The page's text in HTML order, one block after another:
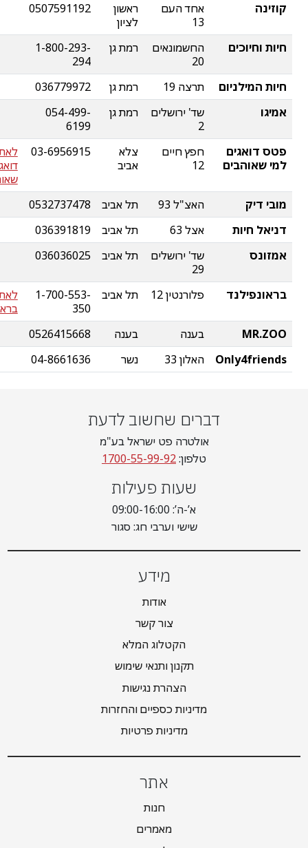
קוזינה
אחד העם
13
ראשון
לציון
0507591192
חיות וחיוכים
החשמונאים
20
רמת גן
1-800-293-
294
חיות המילניום
תרצה 19 רמת גן
036779972
אמיגו
שד' ירושלים
2
רמת גן
054-499-
6199
פטס דואגים
למי שאוהבים
חפץ חיים
12
צלא
אביב
03-6956915
מובי דיק
האצ"ל 93 תל אביב
0532737478
דניאל חיות
אצל 63 תל אביב
036391819
אמזונס
שד' ירושלים
29
תל אביב 036036025
בראונפילנד פלורנטין 12 תל אביב
1-700-553-
350
MR.ZOO
בענה בענה
0526415668
Only4friends
האלון 33 נשר 04-8661636
דברים שחשוב לדעת
אולטרה פט ישראל בע"מ
טלפון:1700-55-99-92
שעות פעילות
א’-ה’: 09:00-16:00
שישי וערבי חג: סגור
מידע
אודות
צור קשר
הקטלוג המלא
תקנון ותנאי שימוש
הצהרת נגישות
מדיניות כספיים והחזרות
מדיניות פרטיות
אתר
חנות
מאמרים